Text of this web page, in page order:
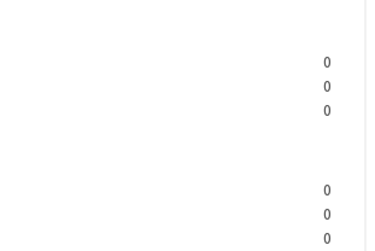
0
0
0
0
0
0